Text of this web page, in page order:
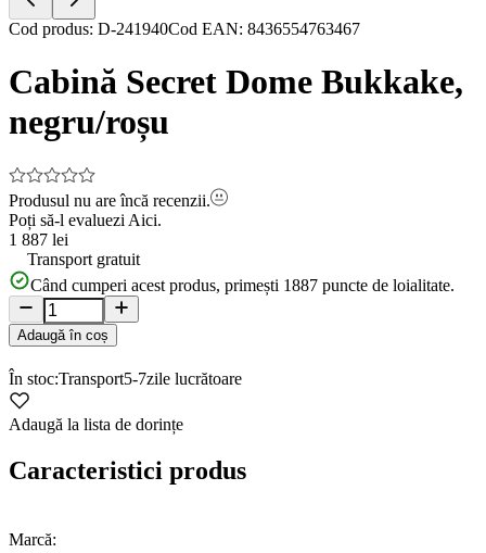
Item
of
15
Cod produs: D-241940Cod EAN: 8436554763467
Cabină Secret Dome Bukkake,
negru/roșu
Produsul nu are încă recenzii.
Poți să-l evaluezi Aici.
1 887 lei
Transport gratuit
Când cumperi acest produs, primești 1887 puncte de loialitate.
Adaugă în coș
În stoc:Transport5-7zile lucrătoare
Adaugă la lista de dorințe
Caracteristici produs
Marcă: